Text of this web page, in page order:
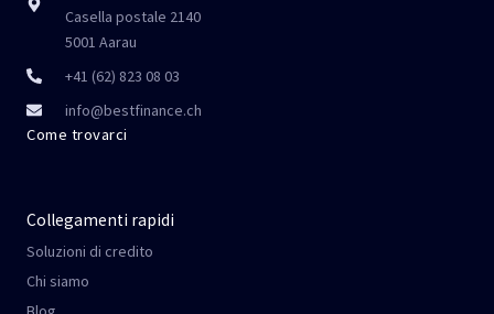
Casella postale 2140
5001 Aarau
+41 (62) 823 08 03
info@bestfinance.ch
Come trovarci
Collegamenti rapidi
Soluzioni di credito
Chi siamo